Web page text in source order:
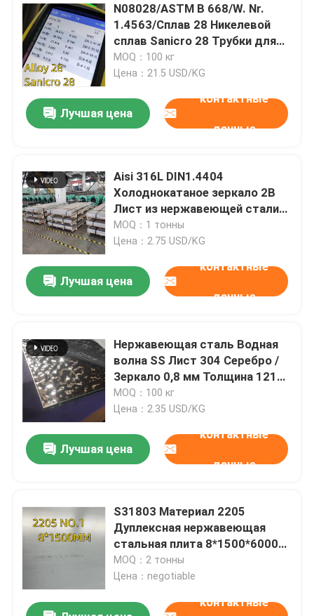
Домой
Видеозаписи
N08028/ASTM B 668/W. Nr.
1.4563/Сплав 28 Никелевой
сплав Sanicro 28 Трубки для
химической промышленности
MOQ：100 кг
Цена：21.5 USD/KG
Лучшая цена
контактные
данные
Aisi 316L DIN1.4404
Холоднокатаное зеркало 2B
Лист из нержавеющей стали
Лист из нержавеющей стали
MOQ：1 тонны
Цена：2.75 USD/KG
Лучшая цена
контактные
данные
Нержавеющая сталь Водная
волна SS Лист 304 Серебро /
Зеркало 0,8 мм Толщина 1219 *
2438 мм Для
перепроектирования Ночного
MOQ：100 кг
Цена：2.35 USD/KG
Лучшая цена
контактные
данные
S31803 Материал 2205
Дуплексная нержавеющая
стальная плита 8*1500*6000
мм Площадь NO.1
MOQ：2 тонны
Цена：negotiable
контактные